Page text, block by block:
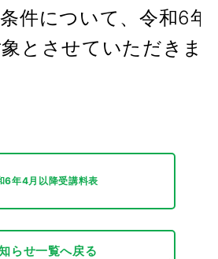
件について、令和6
とさせていただきま
6年4月以降受講料表
らせ一覧へ戻る